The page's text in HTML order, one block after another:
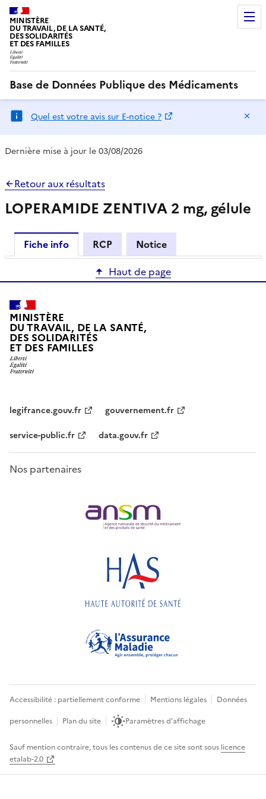
MINISTÈRE
DU TRAVAIL, DE LA SANTÉ,
DES SOLIDARITÉS
ET DES FAMILLES
Base de Données Publique des Médicaments
Quel est votre avis sur E-notice ?
Dernière mise à jour le 03/08/2026
Retour aux résultats
LOPERAMIDE ZENTIVA 2 mg, gélule
Fiche info RCP
Notice
Haut de page
MINISTÈRE
DU TRAVAIL, DE LA SANTÉ,
DES SOLIDARITÉS
ET DES FAMILLES
legifrance.gouv.fr
gouvernement.fr
service-public.fr
data.gouv.fr
Nos partenaires
Accessibilité : partiellement conforme Mentions légales
Données
personnelles
Plan du site Paramètres d'affichage
Sauf mention contraire, tous les contenus de ce site sont sous licence
etalab-2.0